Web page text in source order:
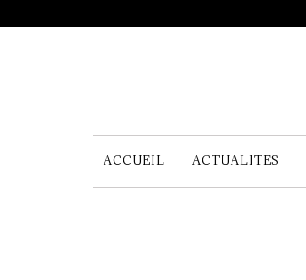
ACCUEIL ACTUALITES